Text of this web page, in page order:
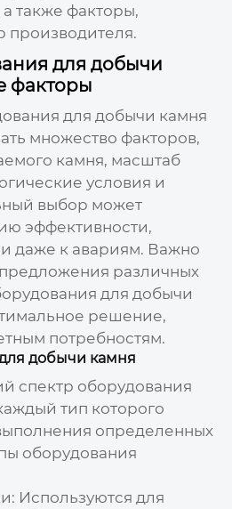
также факторы,
для добычи
факторы
для добычи камня
множество факторов,
камня, масштаб
условия и
выбор может
эффективности,
даже к авариям. Важно
различных
для добычи
решение,
потребностям.
добычи камня
спектр оборудования
тип которого
определенных
оборудования
Используются для